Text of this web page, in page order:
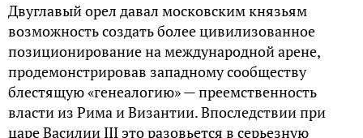
Двуглавый орел давал московским князьям
возможность создать более цивилизованное
позиционирование на международной арене,
продемонстрировав западному сообществу
блестящую «генеалогию» — преемственность
власти из Рима и Византии. Впоследствии при
царе Василии III это разовьется в серьезную